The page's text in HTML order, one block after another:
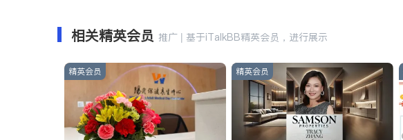
相关精英会员 推广 | 基于iTalkBB精英会员，进行展示
精英会员 精英会员